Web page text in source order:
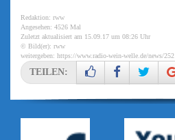
Redaktion: rww
Angesehen: 4526 Mal
Zuletzt aktualisiert am 15.09.17 um 08:26 Uhr
© Bild(er): rww
weitergeben: https://www.radio-wein-welle.de/news/252
TEILEN: